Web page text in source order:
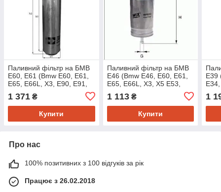
Паливний фільтр на БМВ
Е60, Е61 (Bmw E60, E61,
E65, E66L, X3, E90, E91,
KL579D
1 371 ₴
Купити
Паливний фільтр на БМВ
Е46 (Bmw E46, E60, E61,
E65, E66L, X3, X5 E53,
E70, E90, E91, E92, E93,
1 113₴
Купити
Е39
1
Про нас
100% позитивних з 100 відгуків за рік
Працює з 26.02.2018